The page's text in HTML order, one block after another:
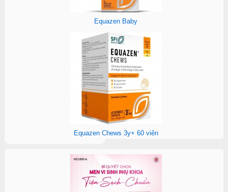
Equazen Baby
Equazen Chews 3y+ 60 viên